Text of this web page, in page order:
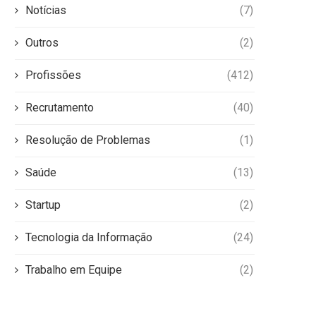
Notícias (7)
Outros (2)
Profissões (412)
Recrutamento (40)
Resolução de Problemas (1)
Saúde (13)
Startup (2)
Tecnologia da Informação (24)
Trabalho em Equipe (2)